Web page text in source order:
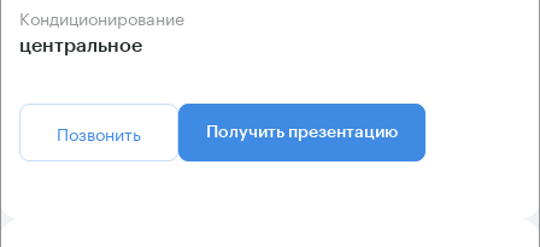
Кондиционирование
центральное
Позвонить Получить презентацию